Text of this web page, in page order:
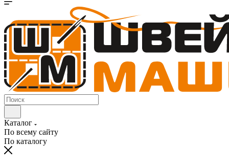
Каталог
По всему сайту
По каталогу